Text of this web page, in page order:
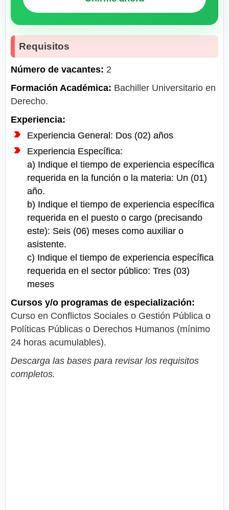
Requisitos
Número de vacantes: 2
Formación Académica: Bachiller Universitario en
Derecho.
Experiencia:
Experiencia General: Dos (02) años
Experiencia Específica:
a) Indique el tiempo de experiencia específica
requerida en la función o la materia: Un (01)
año.
b) Indique el tiempo de experiencia específica
requerida en el puesto o cargo (precisando
este): Seis (06) meses como auxiliar o
asistente.
c) Indique el tiempo de experiencia específica
requerida en el sector público: Tres (03)
meses
Cursos y/o programas de especialización:
Curso en Conflictos Sociales o Gestión Pública o
Políticas Públicas o Derechos Humanos (mínimo
24 horas acumulables).
Descarga las bases para revisar los requisitos
completos.